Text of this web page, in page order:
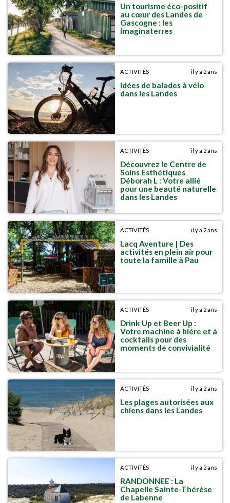
Un tourisme éco-positif
au cœur des Landes de
Gascogne : les
Imaginaterres
ACTIVITÉS il y a 2 ans
Idées de balades à vélo
dans les Landes
ACTIVITÉS il y a 2 ans
Découvrez le Centre de
Soins Esthétiques
Déborah L : Votre allié
pour une beauté naturelle
dans les Landes
ACTIVITÉS il y a 2 ans
Lacq Aventure | Des
activités en plein air pour
toute la famille à Pau
ACTIVITÉS il y a 2 ans
Drink Up et Beer Up :
Votre machine à bière et à
cocktails pour des
moments de convivialité
ACTIVITÉS il y a 2 ans
Les plages autorisées aux
chiens dans les Landes
ACTIVITÉS il y a 2 ans
RANDONNEE : La
Chapelle Sainte-Thérèse
de Labenne